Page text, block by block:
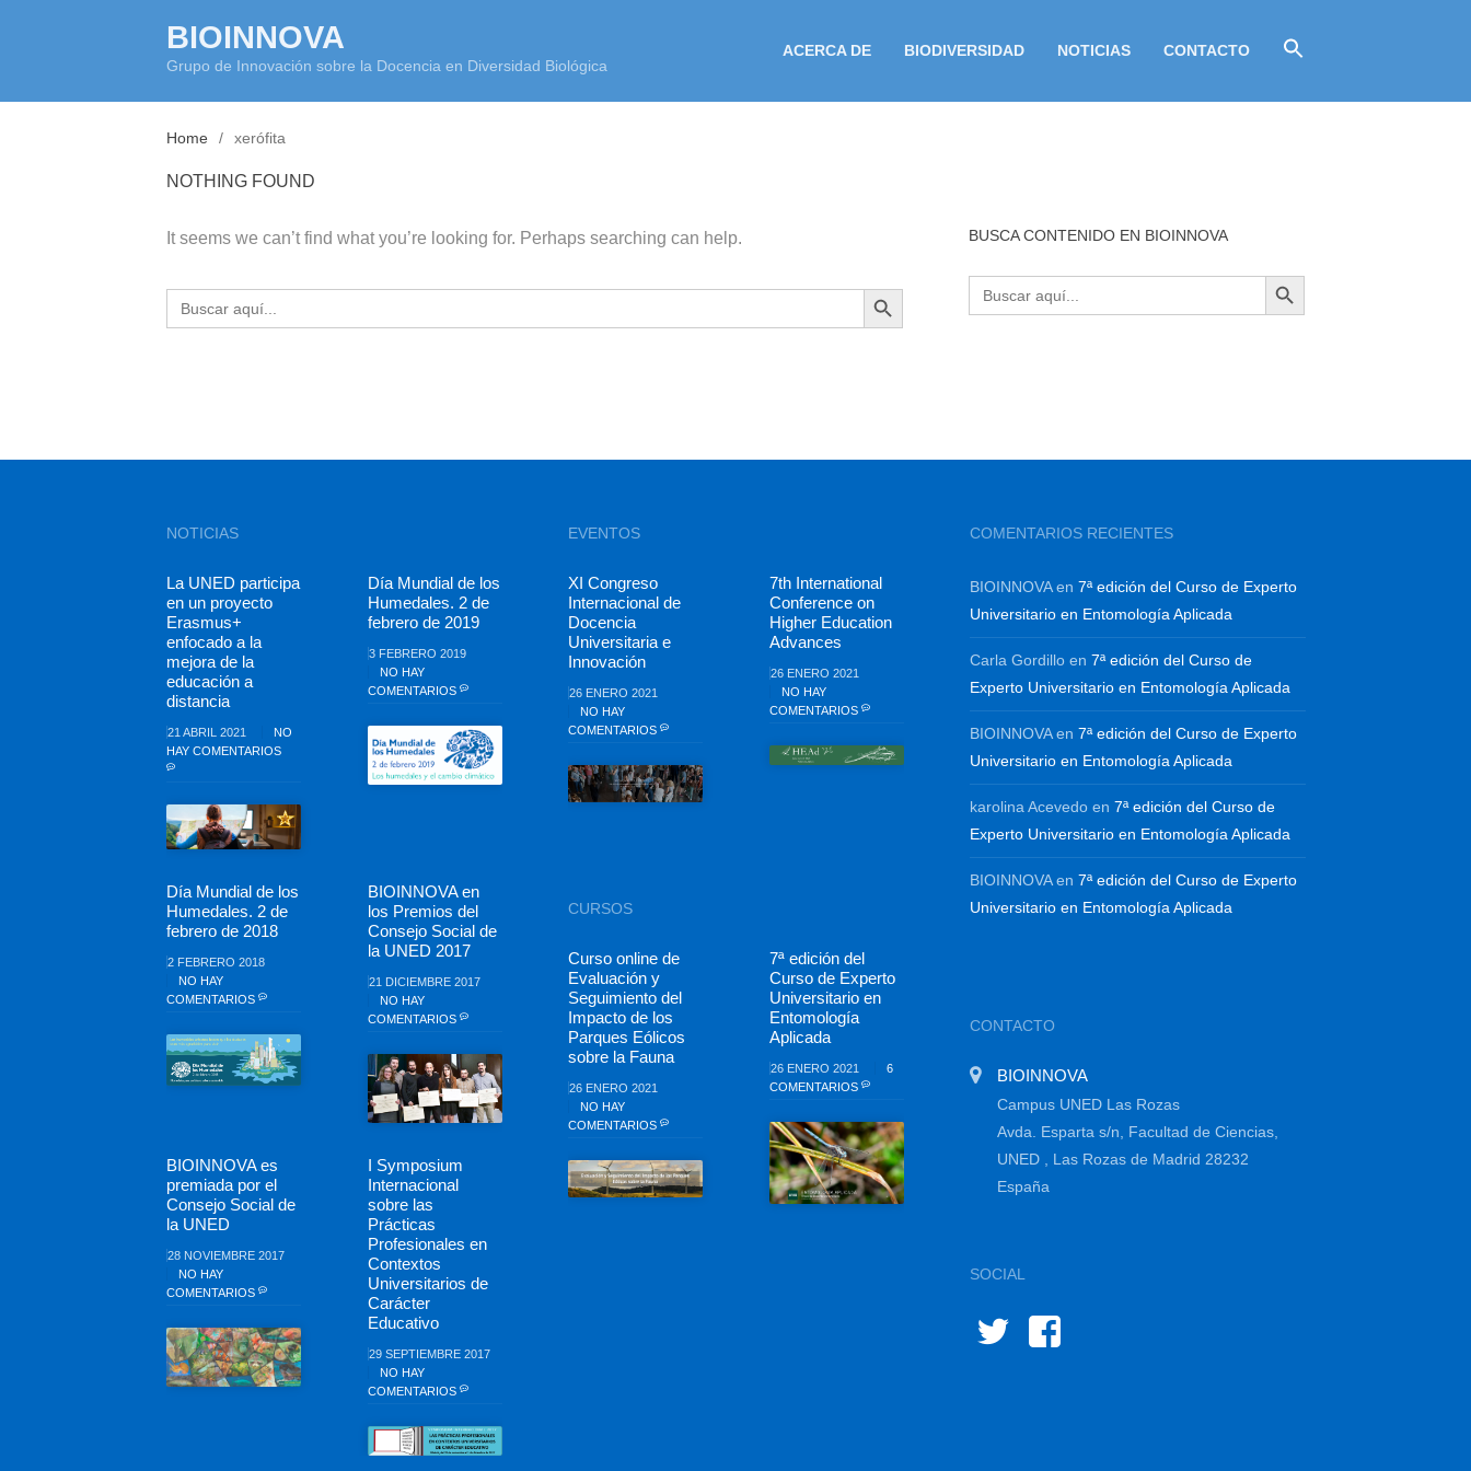
BIOINNOVA
Grupo de Innovación sobre la Docencia en Diversidad Biológica
ACERCA DE BIODIVERSIDAD NOTICIAS CONTACTO
Home xerófita
NOTHING FOUND
It seems we can’t find what you’re looking for. Perhaps searching can help.
Buscar: BOTÓN DE BÚSQUEDA
BUSCA CONTENIDO EN BIOINNOVA
Buscar: BOTÓN DE BÚSQUEDA
NOTICIAS
La UNED participa
en un proyecto
Erasmus+
enfocado a la
mejora de la
educación a
distancia
21 ABRIL 2021
NO
HAY COMENTARIOS
Día Mundial de los
Humedales. 2 de
febrero de 2019
3 FEBRERO 2019
NO HAY
COMENTARIOS
Día Mundial de los
Humedales. 2 de
febrero de 2018
2 FEBRERO 2018
NO HAY
COMENTARIOS
BIOINNOVA en
los Premios del
Consejo Social de
la UNED 2017
21 DICIEMBRE 2017
NO HAY
COMENTARIOS
BIOINNOVA es
premiada por el
Consejo Social de
la UNED
28 NOVIEMBRE 2017
NO HAY
COMENTARIOS
I Symposium
Internacional
sobre las
Prácticas
Profesionales en
Contextos
Universitarios de
Carácter
Educativo
29 SEPTIEMBRE 2017
NO HAY
COMENTARIOS
EVENTOS
XI Congreso
Internacional de
Docencia
Universitaria e
Innovación
26 ENERO 2021
NO HAY
COMENTARIOS
7th International
Conference on
Higher Education
Advances
26 ENERO 2021
NO HAY
COMENTARIOS
CURSOS
Curso online de
Evaluación y
Seguimiento del
Impacto de los
Parques Eólicos
sobre la Fauna
26 ENERO 2021
NO HAY
COMENTARIOS
7ª edición del
Curso de Experto
Universitario en
Entomología
Aplicada
26 ENERO 2021
6
COMENTARIOS
COMENTARIOS RECIENTES
BIOINNOVAen7ª edición del Curso de Experto
Universitario en Entomología Aplicada
Carla Gordillo en7ª edición del Curso de
Experto Universitario en Entomología Aplicada
BIOINNOVAen7ª edición del Curso de Experto
Universitario en Entomología Aplicada
karolina Acevedo en7ª edición del Curso de
Experto Universitario en Entomología Aplicada
BIOINNOVAen7ª edición del Curso de Experto
Universitario en Entomología Aplicada
CONTACTO
BIOINNOVA
Campus UNED Las Rozas
Avda. Esparta s/n, Facultad de Ciencias,
UNED , Las Rozas de Madrid 28232
España
SOCIAL